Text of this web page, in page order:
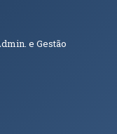
e Gestão